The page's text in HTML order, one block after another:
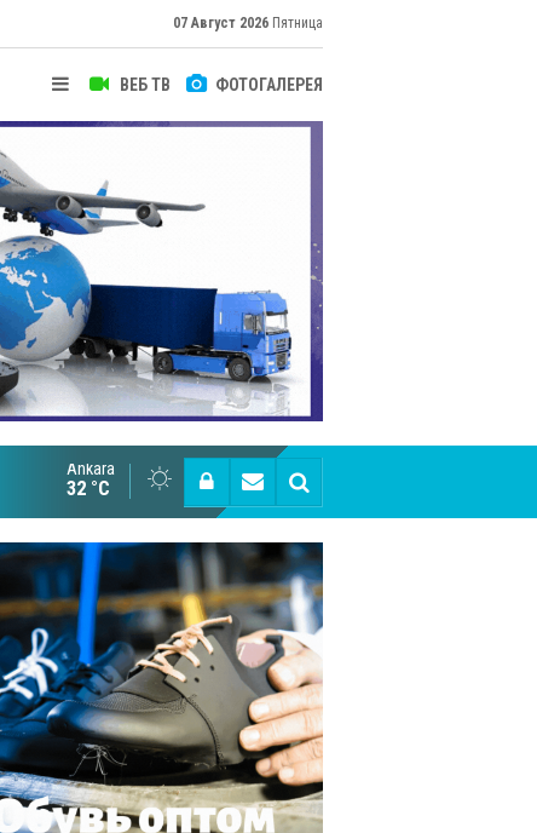
07 Август 2026 Пятница
ВЕБ ТВ ФОТОГАЛЕРЕЯ
Cottonhill покоряет мировые рынки
Ankara
32 °C